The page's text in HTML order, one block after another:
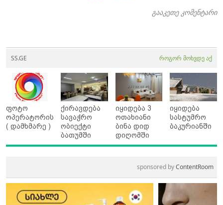
გააკეთე კომენტარი
SS.GE როგორ მოხვდე აქ
ფოტო
ოპერატორის
( დამხმარე )
ქირავდება
სავაჭრო
ობიექტი
ბათუმში
იყიდება 3
ოთახიანი
ბინა დიდ
დიღომში
იყიდება
სასტუმრო
ბაკურიანში
sponsored byContentRoom